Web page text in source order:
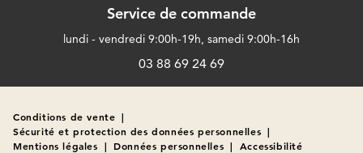
Service de commande
lundi - vendredi 9:00h-19h, samedi 9:00h-16h
03 88 69 24 69
Conditions de vente |
Sécurité et protection des données personnelles |
Mentions légales | Données personnelles | Accessibilité